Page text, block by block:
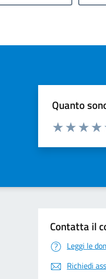
Quanto
Valuta da 1 a 5 stelle
Contatta il
Leggi le
Richiedi